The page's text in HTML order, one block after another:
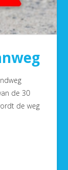
de 30
de weg